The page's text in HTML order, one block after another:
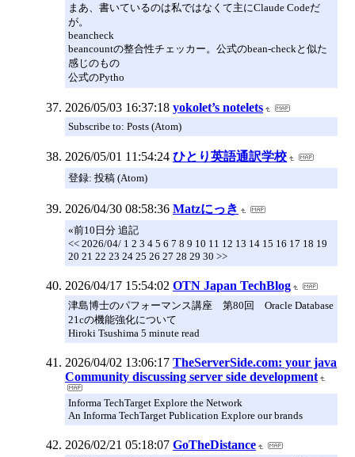
まあ、書いているのは私ではなくて主にClaude Codeだ
が。
beancheck
beancountの整合性チェッカー。公式のbean-checkと似た
感じのもの
公式のPytho
2026/05/03 16:37:18 yokolet’s notelets
Subscribe to: Posts (Atom)
2026/05/01 11:54:24 ひとり英語通訳学校
登録: 投稿 (Atom)
2026/04/30 08:58:36 Matzにっき
«前10日分 追記
<< 2026/04/ 1 2 3 4 5 6 7 8 9 10 11 12 13 14 15 16 17 18 19
20 21 22 23 24 25 26 27 28 29 30 >>
2026/04/17 15:54:02 OTN Japan TechBlog
津島博士のパフォーマンス講座 第80回 Oracle Database
21cの機能強化について
Hiroki Tsushima 5 minute read
2026/04/02 13:06:17 TheServerSide.com: your java
Community discussing server side development
Informa TechTarget Explore the Network
An Informa TechTarget Publication Explore our brands
2026/02/21 05:18:07 GoTheDistance